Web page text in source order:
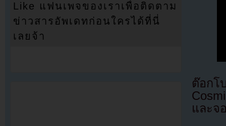
ต๊อกโ
และจ
Like แฟนเพจของเราเพื่อติดตาม
ข่าวสารอัพเดทก่อนใครได้ที่นี่
เลยจ้า